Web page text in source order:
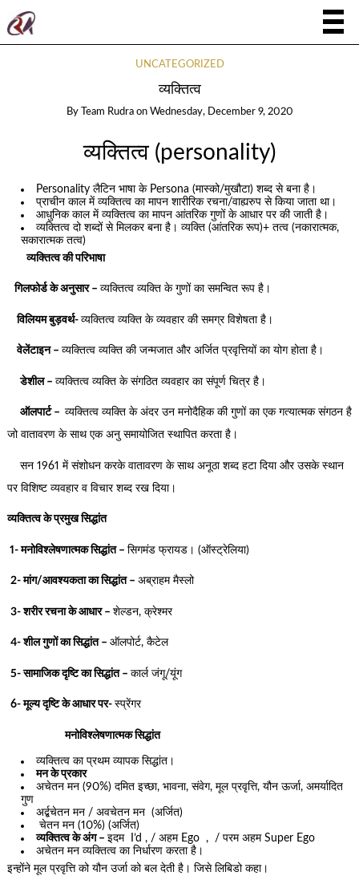
UNCATEGORIZED
व्यक्तित्व
By Team Rudra on Wednesday, December 9, 2020
व्यक्तित्व (personality)
Personality लैटिन भाषा के Persona (मास्को/मुखौटा) शब्द से बना है।
प्राचीन काल में व्यक्तित्व का मापन शारीरिक रचना/वाह्यरुप से किया जाता था।
आधुनिक काल में व्यक्तित्व का मापन आंतरिक गुणों के आधार पर की जाती है।
व्यक्तित्व दो शब्दों से मिलकर बना है। व्यक्ति (आंतरिक रूप)+ तत्व (नकारात्मक,
सकारात्मक तत्व)
व्यक्तित्व की परिभाषा
गिलफोर्ड के अनुसार – व्यक्तित्व व्यक्ति के गुणों का समन्वित रूप है।
विलियम बुड़वर्थ- व्यक्तित्व व्यक्ति के व्यवहार की समग्र विशेषता है।
वेलेंटाइन – व्यक्तित्व व्यक्ति की जन्मजात और अर्जित प्रवृत्तियों का योग होता है।
डेशील – व्यक्तित्व व्यक्ति के संगठित व्यवहार का संपूर्ण चित्र है।
ऑलपार्ट – व्यक्तित्व व्यक्ति के अंदर उन मनोदैहिक की गुणों का एक गत्यात्मक संगठन है
जो वातावरण के साथ एक अनु समायोजित स्थापित करता है।
सन 1961 में संशोधन करके वातावरण के साथ अनूठा शब्द हटा दिया और उसके स्थान
पर विशिष्ट व्यवहार व विचार शब्द रख दिया।
व्यक्तित्व के प्रमुख सिद्धांत
1- मनोविश्लेषणात्मक सिद्धांत – सिगमंड फ्रायड। (ऑस्ट्रेलिया)
2- मांग/आवश्यकता का सिद्धांत – अब्राहम मैस्लो
3- शरीर रचना के आधार – शेल्डन, क्रेश्मर
4- शील गुणों का सिद्धांत – ऑलपोर्ट, कैटेल
5- सामाजिक दृष्टि का सिद्धांत – कार्ल जंगू/यूंग
6- मूल्य दृष्टि के आधार पर- स्प्रेंगर
मनोविश्लेषणात्मक सिद्धांत
व्यक्तित्व का प्रथम व्यापक सिद्धांत।
मन के प्रकार
अचेतन मन (90%) दमित इच्छा, भावना, संवेग, मूल प्रवृत्ति, यौन ऊर्जा, अमर्यादित
गुण
अर्द्बचेतन मन / अवचेतन मन (अर्जित)
चेतन मन (10%) (अर्जित)
व्यक्तित्व के अंग –इदम I’d , / अहम Ego , / परम अहम Super Ego
अचेतन मन व्यक्तित्व का निर्धारण करता है।
इन्होंने मूल प्रवृत्ति को यौन उर्जा को बल देती है। जिसे लिबिडो कहा।